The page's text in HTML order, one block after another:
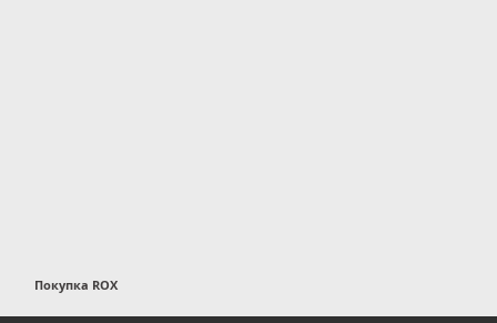
Покупка ROX